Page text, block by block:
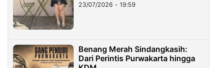
23/07/2026 - 19:59
Benang Merah Sindangkasih:
Dari Perintis Purwakarta hingga